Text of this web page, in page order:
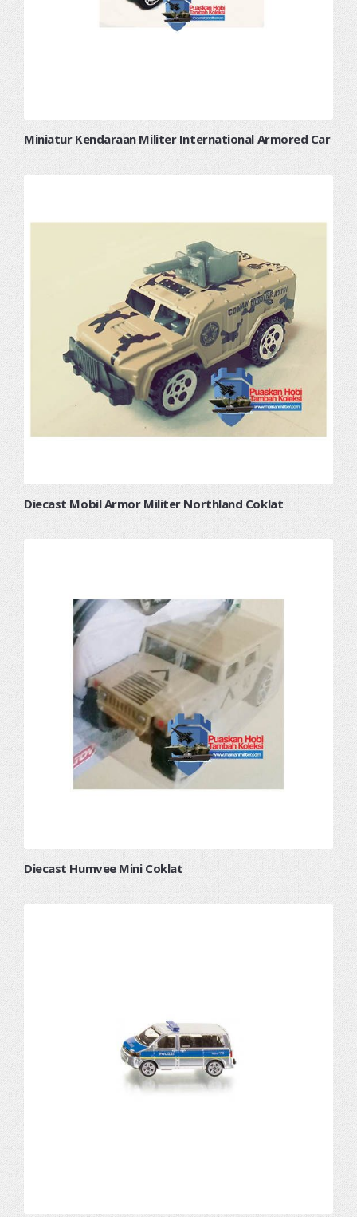
Miniatur Kendaraan Militer International Armored Car
Diecast Mobil Armor Militer Northland Coklat
Diecast Humvee Mini Coklat